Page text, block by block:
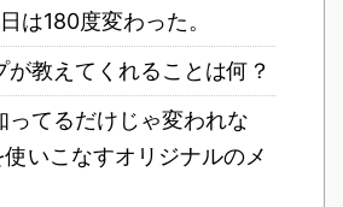
は180度変わった。
が教えてくれることは何？
ってるだけじゃ変われな
いこなすオリジナルのメ